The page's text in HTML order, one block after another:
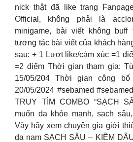
nick thật đã like trang
Official, không phải là
minigame, bài viết không
tương tác bài viết của khách
sau: + 1 Lượt like/cảm xúc =1
=2 điểm Thời gian tham gia:
15/05/204 Thời gian công
20/05/2024 #sebamed
TRUY TÌM COMBO “SẠCH
muốn da khỏe mạnh, sạch
Vậy hãy xem chuyên gia giới
da nam SẠCH SÂU – KIỀM